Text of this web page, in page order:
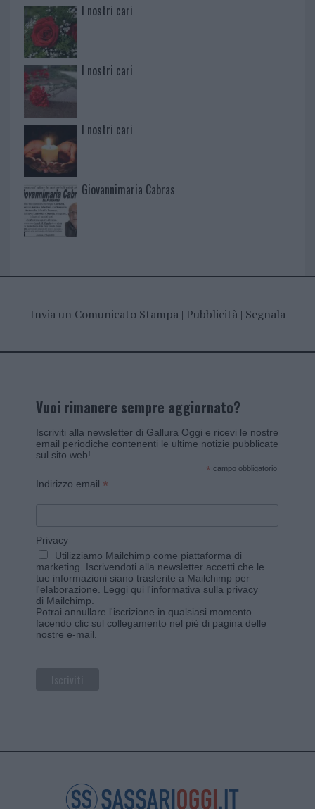
I nostri cari
I nostri cari
I nostri cari
Giovannimaria Cabras
Invia un Comunicato Stampa| Pubblicità| Segnala
Vuoi rimanere sempre aggiornato?
Iscriviti alla newsletter di Gallura Oggi e ricevi le nostre
email periodiche contenenti le ultime notizie pubblicate
sul sito web!
* campo obbligatorio
Indirizzo email *
Privacy
Utilizziamo Mailchimp come piattaforma di
marketing. Iscrivendoti alla newsletter accetti che le
tue informazioni siano trasferite a Mailchimp per
l'elaborazione. Leggi qui l'informativa sulla privacy
di Mailchimp
Potrai annullare l'iscrizione in qualsiasi momento
facendo clic sul collegamento nel piè di pagina delle
nostre e-mail.